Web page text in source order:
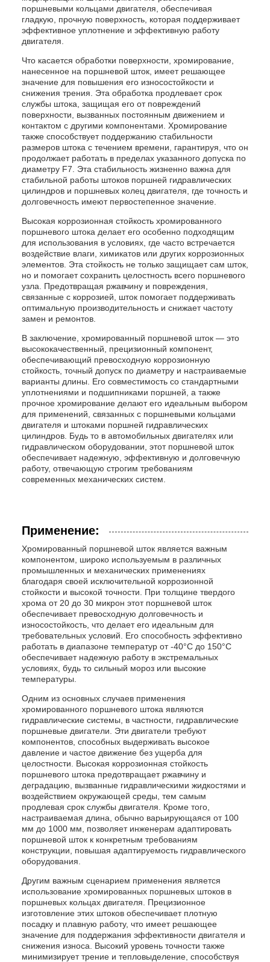
поршневыми кольцами двигателя, обеспечивая
гладкую, прочную поверхность, которая поддерживает
эффективное уплотнение и эффективную работу
двигателя.
Что касается обработки поверхности, хромирование,
нанесенное на поршневой шток, имеет решающее
значение для повышения его износостойкости и
снижения трения. Эта обработка продлевает срок
службы штока, защищая его от повреждений
поверхности, вызванных постоянным движением и
контактом с другими компонентами. Хромирование
также способствует поддержанию стабильности
размеров штока с течением времени, гарантируя, что он
продолжает работать в пределах указанного допуска по
диаметру F7. Эта стабильность жизненно важна для
стабильной работы штоков поршней гидравлических
цилиндров и поршневых колец двигателя, где точность и
долговечность имеют первостепенное значение.
Высокая коррозионная стойкость хромированного
поршневого штока делает его особенно подходящим
для использования в условиях, где часто встречается
воздействие влаги, химикатов или других коррозионных
элементов. Эта стойкость не только защищает сам шток,
но и помогает сохранить целостность всего поршневого
узла. Предотвращая ржавчину и повреждения,
связанные с коррозией, шток помогает поддерживать
оптимальную производительность и снижает частоту
замен и ремонтов.
В заключение, хромированный поршневой шток — это
высококачественный, прецизионный компонент,
обеспечивающий превосходную коррозионную
стойкость, точный допуск по диаметру и настраиваемые
варианты длины. Его совместимость со стандартными
уплотнениями и подшипниками поршней, а также
прочное хромирование делают его идеальным выбором
для применений, связанных с поршневыми кольцами
двигателя и штоками поршней гидравлических
цилиндров. Будь то в автомобильных двигателях или
гидравлическом оборудовании, этот поршневой шток
обеспечивает надежную, эффективную и долговечную
работу, отвечающую строгим требованиям
современных механических систем.
Применение:
Хромированный поршневой шток является важным
компонентом, широко используемым в различных
промышленных и механических применениях
благодаря своей исключительной коррозионной
стойкости и высокой точности. При толщине твердого
хрома от 20 до 30 микрон этот поршневой шток
обеспечивает превосходную долговечность и
износостойкость, что делает его идеальным для
требовательных условий. Его способность эффективно
работать в диапазоне температур от -40°C до 150°C
обеспечивает надежную работу в экстремальных
условиях, будь то сильный мороз или высокие
температуры.
Одним из основных случаев применения
хромированного поршневого штока являются
гидравлические системы, в частности, гидравлические
поршневые двигатели. Эти двигатели требуют
компонентов, способных выдерживать высокое
давление и частое движение без ущерба для
целостности. Высокая коррозионная стойкость
поршневого штока предотвращает ржавчину и
деградацию, вызванные гидравлическими жидкостями и
воздействием окружающей среды, тем самым
продлевая срок службы двигателя. Кроме того,
настраиваемая длина, обычно варьирующаяся от 100
мм до 1000 мм, позволяет инженерам адаптировать
поршневой шток к конкретным требованиям
конструкции, повышая адаптируемость гидравлического
оборудования.
Другим важным сценарием применения является
использование хромированных поршневых штоков в
поршневых кольцах двигателя. Прецизионное
изготовление этих штоков обеспечивает плотную
посадку и плавную работу, что имеет решающее
значение для поддержания эффективности двигателя и
снижения износа. Высокий уровень точности также
минимизирует трение и тепловыделение, способствуя